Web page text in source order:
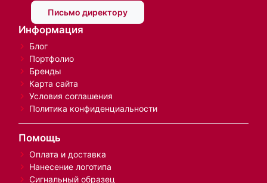
Письмо директору
Информация
Блог
Портфолио
Бренды
Карта сайта
Условия соглашения
Политика конфиденциальности
Помощь
Оплата и доставка
Нанесение логотипа
Сигнальный образец